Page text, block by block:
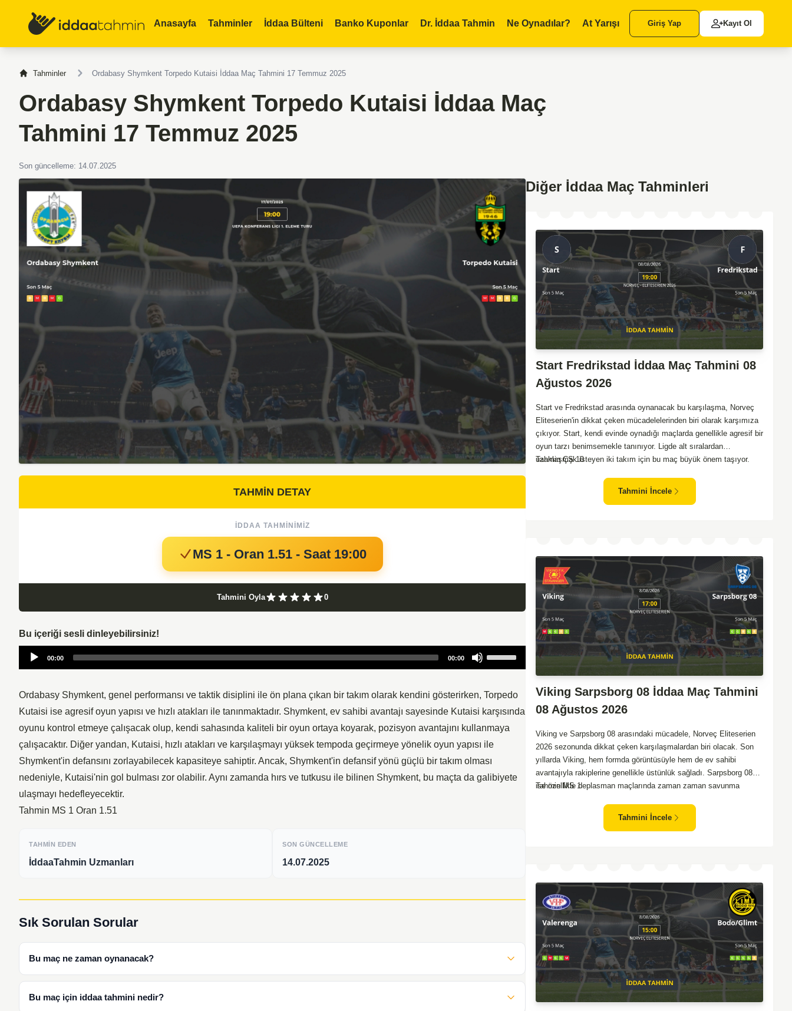
Anasayfa Tahminler İddaa Bülteni Banko Kuponlar Dr. İddaa Tahmin Ne Oynadılar? At Yarışı Giriş Yap Kayıt Ol
Tahminler Ordabasy Shymkent Torpedo Kutaisi İddaa Maç Tahmini 17 Temmuz 2025
Ordabasy Shymkent Torpedo Kutaisi İddaa Maç
Tahmini 17 Temmuz 2025
Son güncelleme: 14.07.2025
TAHMİN DETAY
İDDAA TAHMINIMIZ
MS 1 - Oran 1.51 - Saat 19:00
Tahmini Oyla 0
Bu içeriği sesli dinleyebilirsiniz!
Audio
00:00 00:00
keys
to
decrease
volume.
Ordabasy Shymkent, genel performansı ve taktik disiplini ile ön plana çıkan bir takım olarak kendini gösterirken, Torpedo
Kutaisi ise agresif oyun yapısı ve hızlı atakları ile tanınmaktadır. Shymkent, ev sahibi avantajı sayesinde Kutaisi karşısında
oyunu kontrol etmeye çalışacak olup, kendi sahasında kaliteli bir oyun ortaya koyarak, pozisyon avantajını kullanmaya
çalışacaktır. Diğer yandan, Kutaisi, hızlı atakları ve karşılaşmayı yüksek tempoda geçirmeye yönelik oyun yapısı ile
Shymkent'in defansını zorlayabilecek kapasiteye sahiptir. Ancak, Shymkent'in defansif yönü güçlü bir takım olması
nedeniyle, Kutaisi'nin gol bulması zor olabilir. Aynı zamanda hırs ve tutkusu ile bilinen Shymkent, bu maçta da galibiyete
ulaşmayı hedefleyecektir.
Tahmin MS 1 Oran 1.51
TAHMIN EDEN
İddaaTahmin Uzmanları
SON GÜNCELLEME
14.07.2025
Sık Sorulan Sorular
Bu maç ne zaman oynanacak?
Bu maç için iddaa tahmini nedir?
Diğer İddaa Maç Tahminleri
Start Fredrikstad İddaa Maç Tahmini 08
Ağustos 2026
Start ve Fredrikstad arasında oynanacak bu karşılaşma, Norveç
Eliteserien'in dikkat çeken mücadelelerinden biri olarak karşımıza
çıkıyor. Start, kendi evinde oynadığı maçlarda genellikle agresif bir
oyun tarzı benimsemekle tanınıyor. Ligde alt sıralardan
uzaklaşmak isteyen iki takım için bu maç büyük önem taşıyor.
biliniyor. Bu durum, ev sahibi Start'a karşı mücadelede zorluk
çıkartabilir. Maçın temposunun yüksek olacağını ve her iki takımın
Tahmin ÇŞ 10
Tahmini İncele
Viking Sarpsborg 08 İddaa Maç Tahmini
08 Ağustos 2026
Viking ve Sarpsborg 08 arasındaki mücadele, Norveç Eliteserien
2026 sezonunda dikkat çeken karşılaşmalardan biri olacak. Son
yıllarda Viking, hem formda görüntüsüyle hem de ev sahibi
avantajıyla rakiplerine genellikle üstünlük sağladı. Sarpsborg 08
ise özellikle deplasman maçlarında zaman zaman savunma
sahasında kontrollü oynaması, onları favori yapıyor. Sarpsborg'un
Tahmin MS 1
Tahmini İncele